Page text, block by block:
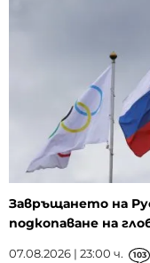
Завръщането на
подкопаване на
07.08.2026 | 23:00 ч. 103